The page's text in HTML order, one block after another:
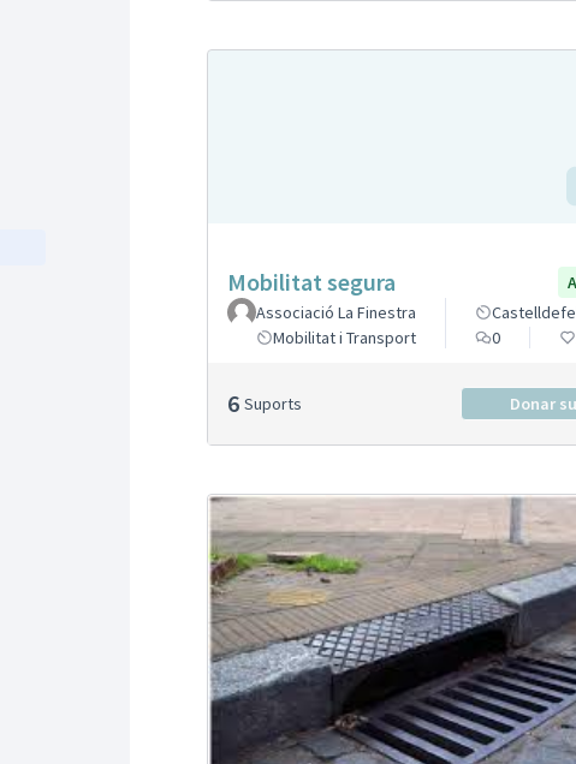
Mobilitat segura
Associació La Finestra
Mobilitat i Transport
0
6 Suports Donar